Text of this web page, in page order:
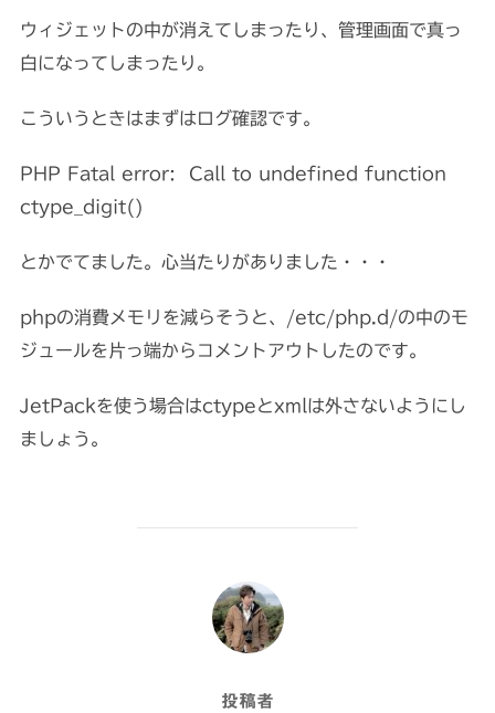
ウィジェットの中が消えてしまったり、管理画面で真っ
白になってしまったり。
こういうときはまずはログ確認です。
PHP Fatal error: Call to undefined function
ctype_digit()
とかでてました。心当たりがありました・・・
phpの消費メモリを減らそうと、/etc/php.d/の中のモ
ジュールを片っ端からコメントアウトしたのです。
JetPackを使う場合はctypeとxmlは外さないようにし
ましょう。
投稿者
投稿者